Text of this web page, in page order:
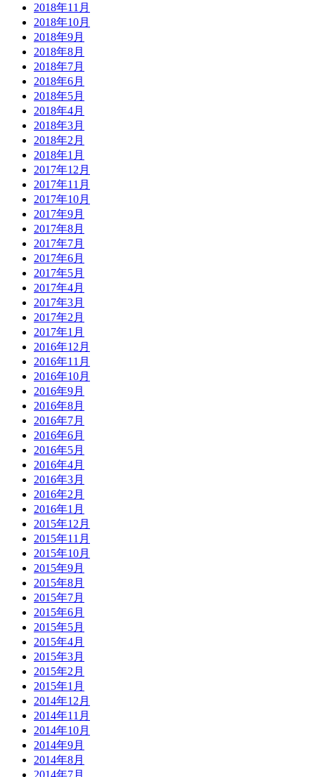
2018年11月
2018年10月
2018年9月
2018年8月
2018年7月
2018年6月
2018年5月
2018年4月
2018年3月
2018年2月
2018年1月
2017年12月
2017年11月
2017年10月
2017年9月
2017年8月
2017年7月
2017年6月
2017年5月
2017年4月
2017年3月
2017年2月
2017年1月
2016年12月
2016年11月
2016年10月
2016年9月
2016年8月
2016年7月
2016年6月
2016年5月
2016年4月
2016年3月
2016年2月
2016年1月
2015年12月
2015年11月
2015年10月
2015年9月
2015年8月
2015年7月
2015年6月
2015年5月
2015年4月
2015年3月
2015年2月
2015年1月
2014年12月
2014年11月
2014年10月
2014年9月
2014年8月